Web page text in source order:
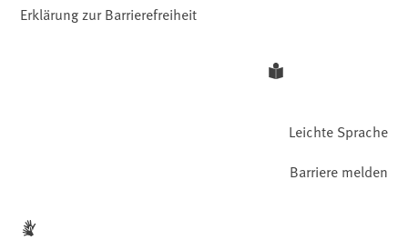
Erklärung zur Barrierefreiheit
Leichte Sprache
Barriere melden